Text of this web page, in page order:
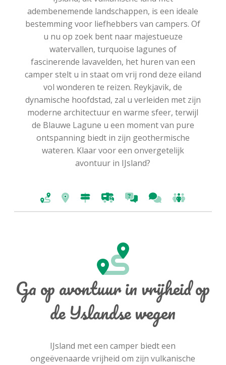
adembenemende landschappen, is een ideale
bestemming voor liefhebbers van campers. Of
u nu op zoek bent naar majestueuze
watervallen, turquoise lagunes of
fascinerende lavavelden, het huren van een
camper stelt u in staat om vrij rond deze eiland
vol wonderen te reizen. Reykjavik, de
dynamische hoofdstad, zal u verleiden met zijn
moderne architectuur en warme sfeer, terwijl
de Blauwe Lagune u een moment van pure
ontspanning biedt in zijn geothermische
wateren. Klaar voor een onvergetelijk
avontuur in IJsland?
Ga op avontuur in vrijheid op
de IJslandse wegen
IJsland met een camper biedt een
ongeëvenaarde vrijheid om zijn vulkanische